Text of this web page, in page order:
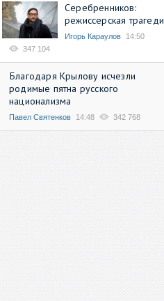
Серебренников:
режиссерская
Игорь Караулов
14:50
347 104
Благодаря Крылову исчезли
родимые пятна русского
национализма
Павел Святенков 14:48 342 768